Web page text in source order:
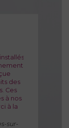
de
livré
des
Ces
à nos
à la
sur-
Le
et
opté
les
est